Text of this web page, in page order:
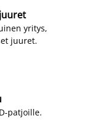
yritys,
juuret.
patjoille.